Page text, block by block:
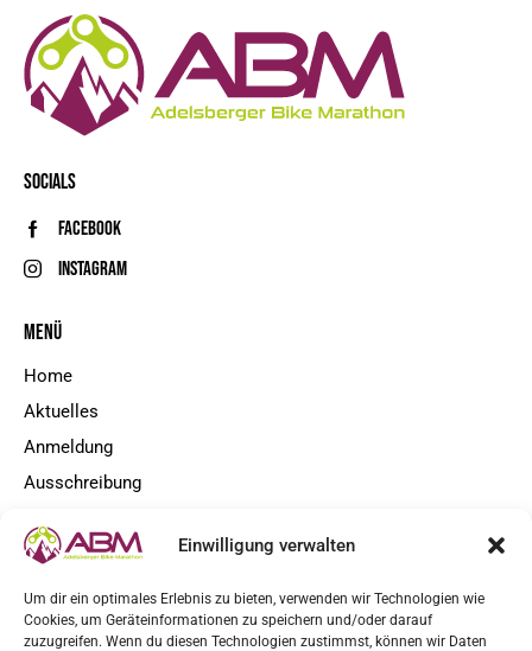
Einwilligung verwalten
Um dir ein optimales Erlebnis zu bieten, verwenden wir Technologien wie
Cookies, um Geräteinformationen zu speichern und/oder darauf
zuzugreifen. Wenn du diesen Technologien zustimmst, können wir Daten
SOCIALS
Facebook
Instagram
MENÜ
Home
Aktuelles
Anmeldung
Ausschreibung